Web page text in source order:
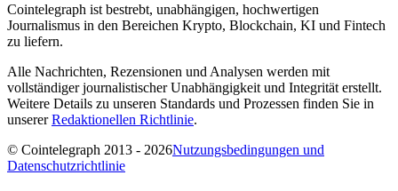
Cointelegraph ist bestrebt, unabhängigen, hochwertigen
Journalismus in den Bereichen Krypto, Blockchain, KI und Fintech
zu liefern.
Alle Nachrichten, Rezensionen und Analysen werden mit
vollständiger journalistischer Unabhängigkeit und Integrität erstellt.
Weitere Details zu unseren Standards und Prozessen finden Sie in
unsererRedaktionellen Richtlinie.
© Cointelegraph 2013 - 2026Nutzungsbedingungen und
Datenschutzrichtlinie